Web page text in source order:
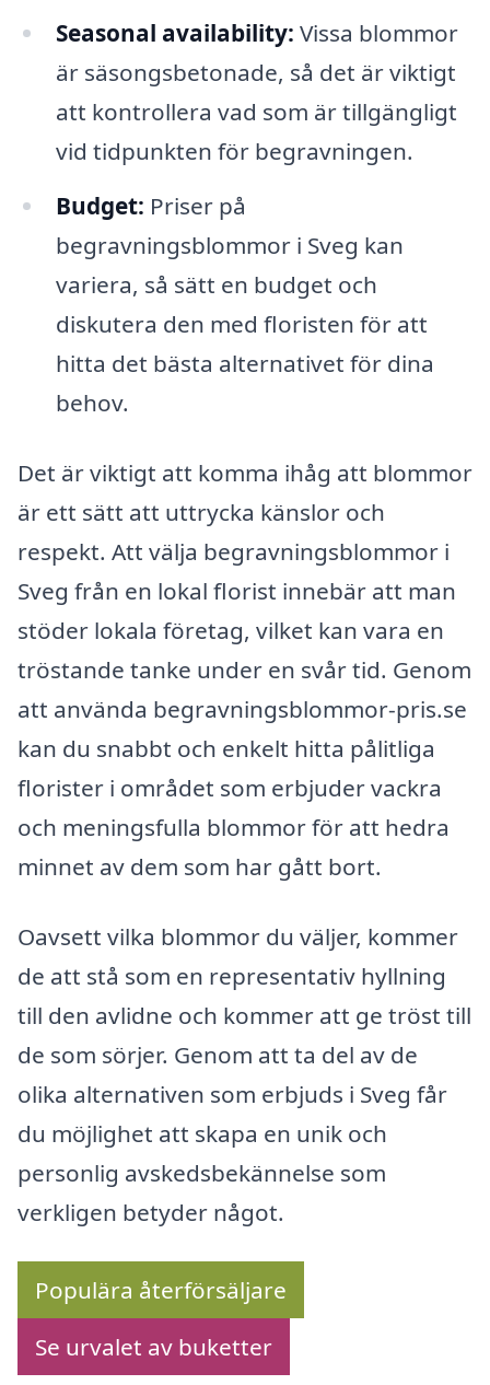
Seasonal availability: Vissa blommor
är säsongsbetonade, så det är viktigt
att kontrollera vad som är tillgängligt
vid tidpunkten för begravningen.
Budget: Priser på
begravningsblommor i Sveg kan
variera, så sätt en budget och
diskutera den med floristen för att
hitta det bästa alternativet för dina
behov.
Det är viktigt att komma ihåg att blommor
är ett sätt att uttrycka känslor och
respekt. Att välja begravningsblommor i
Sveg från en lokal florist innebär att man
stöder lokala företag, vilket kan vara en
tröstande tanke under en svår tid. Genom
att använda begravningsblommor-pris.se
kan du snabbt och enkelt hitta pålitliga
florister i området som erbjuder vackra
och meningsfulla blommor för att hedra
minnet av dem som har gått bort.
Oavsett vilka blommor du väljer, kommer
de att stå som en representativ hyllning
till den avlidne och kommer att ge tröst till
de som sörjer. Genom att ta del av de
olika alternativen som erbjuds i Sveg får
du möjlighet att skapa en unik och
personlig avskedsbekännelse som
verkligen betyder något.
Populära återförsäljare
Se urvalet av buketter